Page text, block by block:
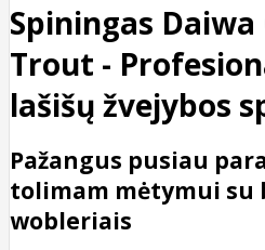
Spiningas Daiwa
Trout -
lašišų žvejybos
Pažangus pusiau
tolimam mėtymui su
wobleriais